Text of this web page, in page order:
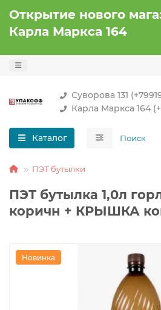
Открытие нового
Карла Маркса 164
Суворова 131
Карла Маркса 164
Каталог
ПЭТ бутылки
ПЭТ бутылка 1,0л
коричн + КРЫШКА
Новинка